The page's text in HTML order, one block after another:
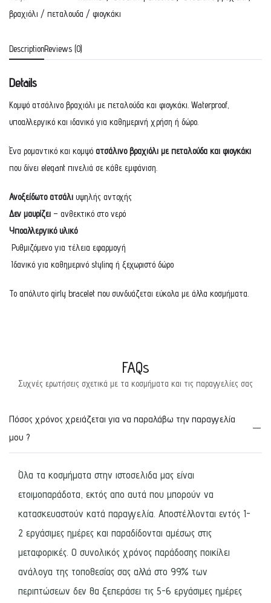
βραχιόλι / πεταλουδα / φιογκάκι
DescriptionReviews (0)
Details
Κομψό ατσάλινο βραχιόλι με πεταλούδα και φιογκάκι. Waterproof,
υποαλλεργικό και ιδανικό για καθημερινή χρήση ή δώρο.
Ένα ρομαντικό και κομψό ατσάλινο βραχιόλι με πεταλούδα και φιογκάκι
που δίνει elegant πινελιά σε κάθε εμφάνιση.
Ανοξείδωτο ατσάλι υψηλής αντοχής
Δεν μαυρίζει – ανθεκτικό στο νερό
Υποαλλεργικό υλικό
Ρυθμιζόμενο για τέλεια εφαρμογή
Ιδανικό για καθημερινό styling ή ξεχωριστό δώρο
Το απόλυτο girly bracelet που συνδυάζεται εύκολα με άλλα κοσμήματα.
FAQs
Συχνές ερωτήσεις σχετικά με τα κοσμήματα και τις παραγγελίες σας
Πόσος χρόνος χρειάζεται για να παραλάβω την παραγγελία
μου ?
Όλα τα κοσμήματα στην ιστοσελιδα μας είναι
ετοιμοπαράδοτα, εκτός απο αυτά που μπορούν να
κατασκευαστούν κατά παραγγελία. Αποστέλλονται εντός 1-
2 εργάσιμες ημέρες και παραδίδονται αμέσως στις
μεταφορικές. Ο συνολικός χρόνος παράδοσης ποικίλει
ανάλογα της τοποθεσίας σας αλλά στο 99% των
περιπτώσεων δεν θα ξεπεράσει τις 5-6 εργάσιμες ημέρες